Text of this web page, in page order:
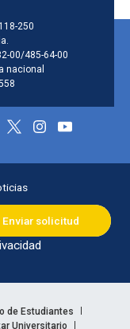
de la
250
00/485-64-00
nacional
sociales
de Estudiantes
Universitario